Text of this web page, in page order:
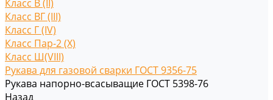
Класс В (II)
Класс ВГ (III)
Класс Г (IV)
Класс Пар-2 (X)
Класс Ш(VIII)
Рукава для газовой сварки ГОСТ 9356-75
Рукава напорно-всасыващие ГОСТ 5398-76
Назад